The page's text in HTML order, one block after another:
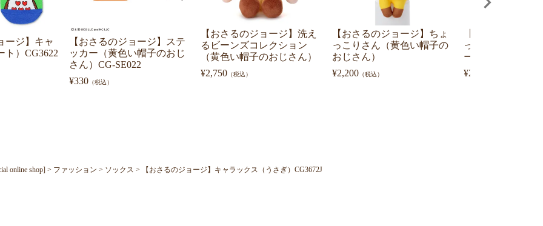
ージ】キャ
ト）CG3622
【おさるのジョージ】ステ
ッカー（黄色い帽子のおじ
さん）CG-SE022
¥330 （税込）
【おさるのジョージ】洗え
るビーンズコレクション
（黄色い帽子のおじさん）
¥2,750 （税込）
【おさるのジョージ】ちょ
っこりさん（黄色い帽子の
おじさん）
¥2,200 （税込）
っこりさん（お
ージ）
¥2,200
online shop] ファッション ソックス 【おさるのジョージ】キャラックス（うさぎ）CG3672J